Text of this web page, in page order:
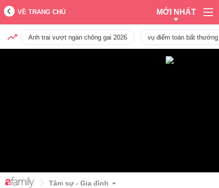
VỀ TRANG CHỦ MỚI NHẤT
Anh trai vượt ngàn chông gai 2026 vụ điểm toán bất
Tâm sự - Gia đình